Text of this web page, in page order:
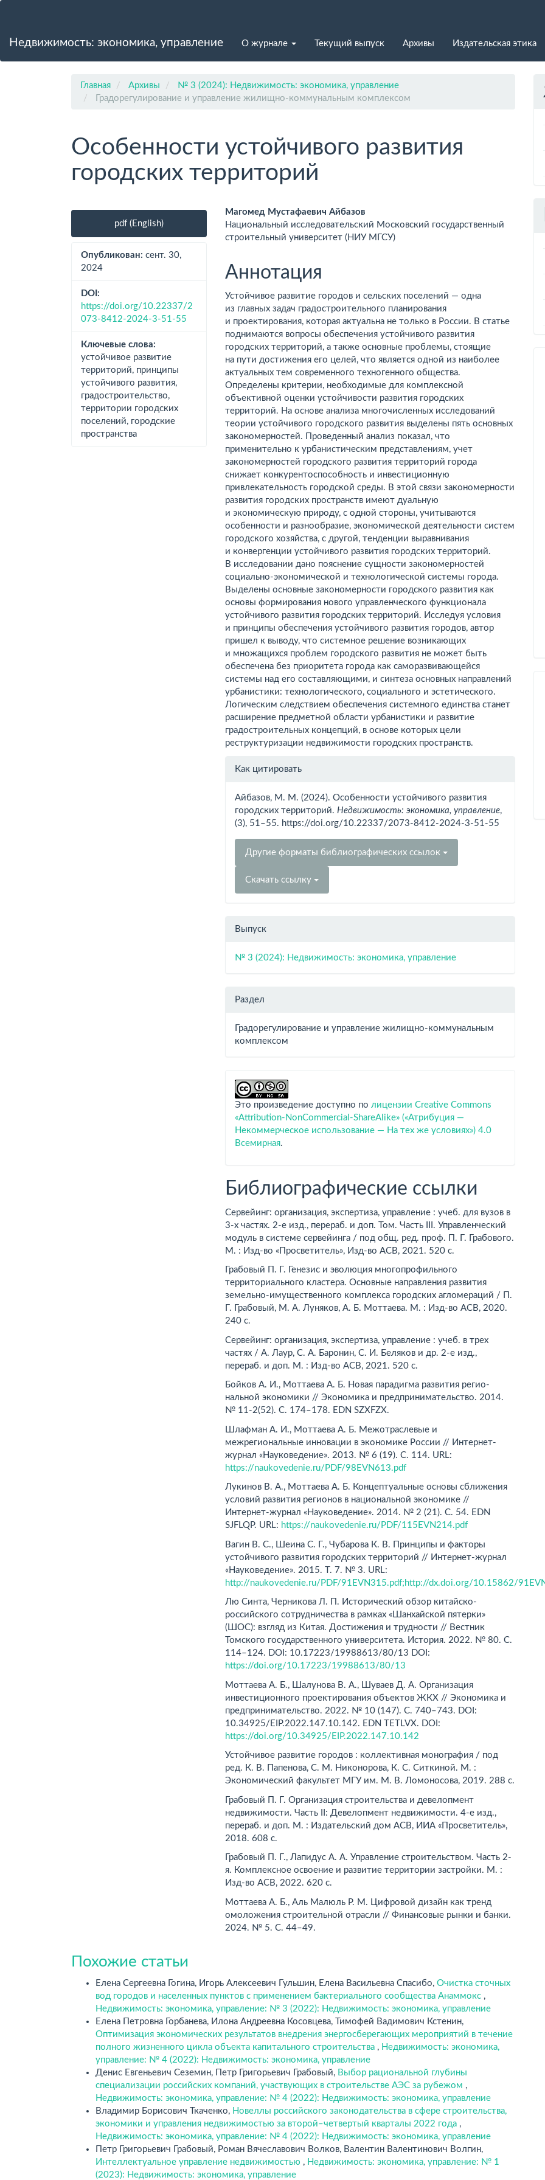
Основное
Недвижимость: экономика, управление О журнале Текущий выпуск Архивы Издательская этика
Главная Архивы
№ 3 (2024): Недвижимость: экономика, управление
Градорегулирование и управление жилищно-коммунальным комплексом
Особенности устойчивого развития
городских территорий
Боковая
панель
статьи
pdf (English)
Опубликован: сент. 30,
2024
DOI:
https://doi.org/10.22337/2
073-8412-2024-3-51-55
Ключевые слова:
устойчивое развитие
территорий, принципы
устойчивого развития,
градостроительство,
территории городских
поселений, городские
пространства
Основное
содержимое
Магомед Мустафаевич Айбазов
Национальный исследовательский Московский государственный
строительный университет (НИУ МГСУ)
Аннотация
Устойчивое развитие городов и сельских поселений — одна
из главных задач градостроительного планирования
и проектирования, которая актуальна не только в России. В статье
поднимаются вопросы обеспечения устойчивого развития
городских территорий, а также основные проблемы, стоящие
на пути достижения его целей, что является одной из наиболее
актуальных тем современного техногенного общества.
Определены критерии, необходимые для комплексной
объективной оценки устойчивости развития городских
территорий. На основе анализа многочисленных исследований
теории устойчивого городского развития выделены пять основных
закономерностей. Проведенный анализ показал, что
применительно к урбанистическим представлениям, учет
закономерностей городского развития территорий города
снижает конкурентоспособность и инвестиционную
привлекательность городской среды. В этой связи закономерности
развития городских пространств имеют дуальную
и экономическую природу, с одной стороны, учитываются
особенности и разнообразие, экономической деятельности систем
городского хозяйства, с другой, тенденции выравнивания
и конвергенции устойчивого развития городских территорий.
В исследовании дано пояснение сущности закономерностей
социально-экономической и технологической системы города.
Выделены основные закономерности городского развития как
основы формирования нового управленческого функционала
устойчивого развития городских территорий. Исследуя условия
и принципы обеспечения устойчивого развития городов, автор
пришел к выводу, что системное решение возникающих
и множащихся проблем городского развития не может быть
обеспечена без приоритета города как саморазвивающейся
системы над его составляющими, и синтеза основных направлений
урбанистики: технологического, социального и эстетического.
Логическим следствием обеспечения системного единства станет
расширение предметной области урбанистики и развитие
градостроительных концепций, в основе которых цели
реструктуризации недвижимости городских пространств.
Информация
Как цитировать
Айбазов, М. М. (2024). Особенности устойчивого развития
городских территорий. Недвижимость: экономика, управление,
(3), 51–55. https://doi.org/10.22337/2073-8412-2024-3-51-55
Другие форматы библиографических ссылок
Скачать ссылку
Выпуск
№ 3 (2024): Недвижимость: экономика, управление
Раздел
Градорегулирование и управление жилищно-коммунальным
комплексом
Это произведение доступно полицензии Creative Commons
«Attribution-NonCommercial-ShareAlike» («Атрибуция —
Некоммерческое использование — На тех же условиях») 4.0
Всемирная.
Библиографические ссылки
Сервейинг: организация, экспертиза, управление : учеб. для вузов в
3-х частях. 2-е изд., перераб. и доп. Том. Часть III. Управленческий
модуль в системе сервейинга / под общ. ред. проф. П. Г. Грабового.
М. : Изд-во «Просветитель», Изд-во АСВ, 2021. 520 с.
Грабовый П. Г. Генезис и эволюция многопрофильного
территориального кластера. Основные направления развития
земельно-имущественного комплекса городских агломераций / П.
Г. Грабовый, М. А. Луняков, А. Б. Моттаева. М. : Изд-во АСВ, 2020.
240 с.
Сервейинг: организация, экспертиза, управление : учеб. в трех
частях / А. Лаур, С. А. Баронин, С. И. Беляков и др. 2-е изд.,
перераб. и доп. М. : Изд-во АСВ, 2021. 520 с.
Бойков А. И., Моттаева А. Б. Новая парадигма развития регио­
нальной экономики // Экономика и предпринимательство. 2014.
№ 11-2(52). С. 174–178. EDN SZXFZX.
Шлафман А. И., Моттаева А. Б. Межотраслевые и
межрегиональные инновации в экономике России // Интернет-
журнал «Науковедение». 2013. № 6 (19). С. 114. URL:
https://naukovedenie.ru/PDF/98EVN613.pdf
Лукинов В. А., Моттаева А. Б. Концептуальные основы сближения
условий развития регионов в национальной экономике //
Интернет-журнал «Науковедение». 2014. № 2 (21). С. 54. EDN
SJFLQP. URL: https://naukovedenie.ru/PDF/115EVN214.pdf
Вагин В. С., Шеина С. Г., Чубарова К. В. Принципы и факторы
устойчивого развития городских территорий // Интернет-журнал
«Науковедение». 2015. Т. 7. № 3. URL:
http://naukovedenie.ru/PDF/91EVN315.pdf;http://dx.doi.org/10.15862/
Лю Синта, Черникова Л. П. Исторический обзор китайско-
российского сотрудничества в рамках «Шанхайской пятерки»
(ШОС): взгляд из Китая. Достижения и трудности // Вестник
Томского государственного университета. История. 2022. № 80. С.
114–124. DOI: 10.17223/19988613/80/13 DOI:
https://doi.org/10.17223/19988613/80/13
Моттаева А. Б., Шалунова В. А., Шуваев Д. А. Организация
инвестиционного проектирования объектов ЖКХ // Экономика и
предпринимательство. 2022. № 10 (147). С. 740–743. DOI:
10.34925/EIP.2022.147.10.142. EDN TETLVX. DOI:
https://doi.org/10.34925/EIP.2022.147.10.142
Устойчивое развитие городов : коллективная монография / под
ред. К. В. Папенова, С. М. Никонорова, К. С. Ситкиной. М. :
Экономический факультет МГУ им. М. В. Ломоносова, 2019. 288 с.
Грабовый П. Г. Организация строительства и девелопмент
недвижимости. Часть II: Девелопмент недвижимости. 4-е изд.,
перераб. и доп. М. : Издательский дом АСВ, ИИА «Просветитель»,
2018. 608 с.
Грабовый П. Г., Лапидус А. А. Управление строительством. Часть 2-
я. Комплексное освоение и развитие территории застройки. М. :
Изд-во АСВ, 2022. 620 с.
Моттаева А. Б., Аль Малюль Р. М. Цифровой дизайн как тренд
омоложения строительной отрасли // Финансовые рынки и банки.
2024. № 5. С. 44–49.
Похожие статьи
Елена Сергеевна Гогина, Игорь Алексеевич Гульшин, Елена Васильевна Спасибо, Очистка сточных
вод городов и населенных пунктов с применением бактериального сообщества Анаммокс ,
Недвижимость: экономика, управление: № 3 (2022): Недвижимость: экономика, управление
Елена Петровна Горбанева, Илона Андреевна Косовцева, Тимофей Вадимович Кстенин,
Оптимизация экономических результатов внедрения энергосберегающих мероприятий в течение
полного жизненного цикла объекта капитального строительства , Недвижимость: экономика,
управление: № 4 (2022): Недвижимость: экономика, управление
Денис Евгеньевич Сеземин, Петр Григорьевич Грабовый, Выбор рациональной глубины
специализации российских компаний, участвующих в строительстве АЭС за рубежом ,
Недвижимость: экономика, управление: № 4 (2022): Недвижимость: экономика, управление
Владимир Борисович Ткаченко, Новеллы российского законодательства в сфере строительства,
экономики и управления недвижимостью за второй–четвертый кварталы 2022 года ,
Недвижимость: экономика, управление: № 4 (2022): Недвижимость: экономика, управление
Петр Григорьевич Грабовый, Роман Вячеславович Волков, Валентин Валентинович Волгин,
Интеллектуальное управление недвижимостью , Недвижимость: экономика, управление: № 1
(2023): Недвижимость: экономика, управление